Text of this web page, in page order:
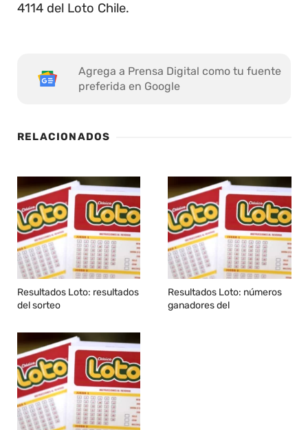
4114 del Loto Chile.
Agrega a Prensa Digital como tu fuente
preferida en Google
RELACIONADOS
Resultados Loto: resultados
del sorteo
Resultados Loto: números
ganadores del